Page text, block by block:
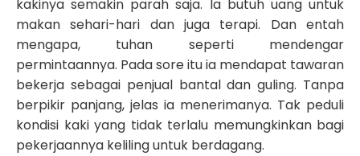
kakinya semakin parah saja. Ia butuh uang untuk
makan sehari-hari dan juga terapi. Dan entah
mengapa, tuhan seperti mendengar
permintaannya. Pada sore itu ia mendapat tawaran
bekerja sebagai penjual bantal dan guling. Tanpa
berpikir panjang, jelas ia menerimanya. Tak peduli
kondisi kaki yang tidak terlalu memungkinkan bagi
pekerjaannya keliling untuk berdagang.